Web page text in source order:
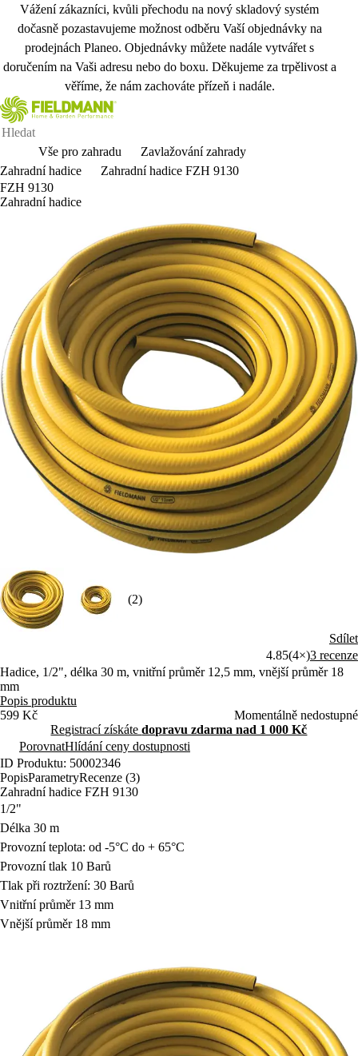
Vážení zákazníci, kvůli přechodu na nový skladový systém
dočasně pozastavujeme možnost odběru Vaší objednávky na
prodejnách Planeo. Objednávky můžete nadále vytvářet s
doručením na Vaši adresu nebo do boxu. Děkujeme za trpělivost a
věříme, že nám zachováte přízeň i nadále.
Vše pro zahradu
Zavlažování zahrady
Zahradní hadice
Zahradní hadice FZH 9130
FZH 9130
Zahradní hadice
(2)
Sdílet
4.85(4×)3 recenze
Hadice, 1/2", délka 30 m, vnitřní průměr 12,5 mm, vnější průměr 18
mm
Popis produktu
599 Kč
Momentálně nedostupné
Registrací získátedopravu zdarma nad 1 000 Kč
PorovnatHlídání ceny dostupnosti
ID Produktu: 50002346
PopisParametryRecenze (3)
Zahradní hadice FZH 9130
1/2"
Délka 30 m
Provozní teplota: od -5°C do + 65°C
Provozní tlak 10 Barů
Tlak při roztržení: 30 Barů
Vnitřní průměr 13 mm
Vnější průměr 18 mm